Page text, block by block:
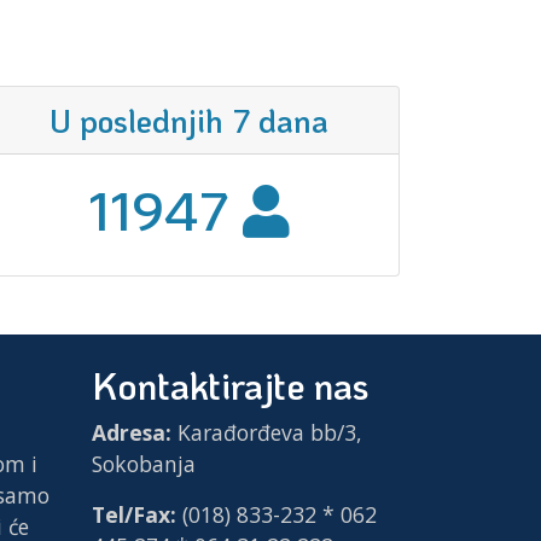
U poslednjih 7 dana
11947
i
Kontaktirajte nas
Adresa: Karađorđeva bb/3,
Sokobanja
Tel/Fax: (018) 833-232 * 062